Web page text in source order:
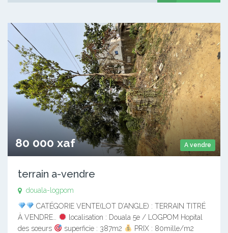
A vendre
80 000 xaf
terrain a-vendre
douala-logpom
CATÉGORIE VENTE(LOT D’ANGLE) : TERRAIN TITRÉ
À VENDRE…
localisation : Douala 5e / LOGPOM Hopital
des sœurs
superficie : 387m2
PRIX : 80mille/m2